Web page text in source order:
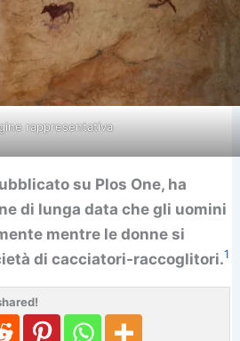
rappresentativa
su Plos One, ha
di lunga data che gli uomini
mentre le donne si
di cacciatori-raccoglitori.1